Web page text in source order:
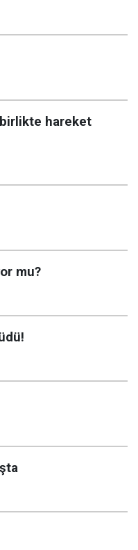
birlikte hareket
mu?